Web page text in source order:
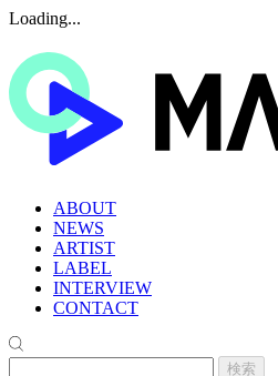
Loading...
ABOUT
NEWS
ARTIST
LABEL
INTERVIEW
CONTACT